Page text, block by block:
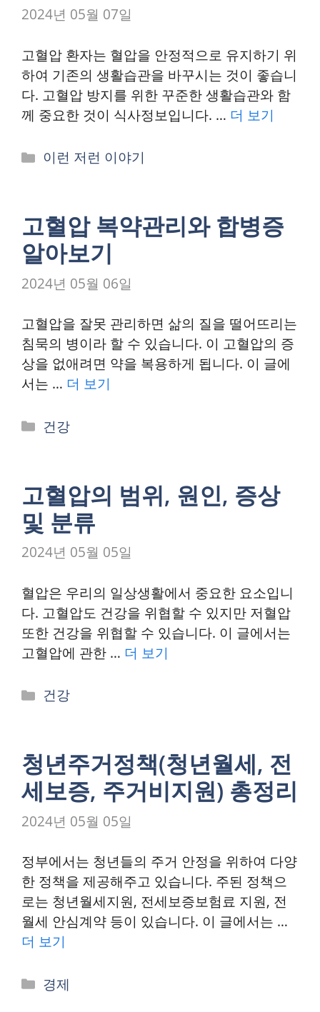
2024년 05월 07일
고혈압 환자는 혈압을 안정적으로 유지하기 위
하여 기존의 생활습관을 바꾸시는 것이 좋습니
다. 고혈압 방지를 위한 꾸준한 생활습관와 함
께 중요한 것이 식사정보입니다. … 더 보기
카
리
이런 저런 이야기
고혈압 복약관리와 합병증
알아보기
2024년 05월 06일
고혈압을 잘못 관리하면 삶의 질을 떨어뜨리는
침묵의 병이라 할 수 있습니다. 이 고혈압의 증
상을 없애려면 약을 복용하게 됩니다. 이 글에
서는 … 더 보기
카
리
건강
고혈압의 범위, 원인, 증상
및 분류
2024년 05월 05일
혈압은 우리의 일상생활에서 중요한 요소입니
다. 고혈압도 건강을 위협할 수 있지만 저혈압
또한 건강을 위협할 수 있습니다. 이 글에서는
고혈압에 관한 … 더 보기
카
리
건강
청년주거정책(청년월세, 전
세보증, 주거비지원) 총정리
2024년 05월 05일
정부에서는 청년들의 주거 안정을 위하여 다양
한 정책을 제공해주고 있습니다. 주된 정책으
로는 청년월세지원, 전세보증보험료 지원, 전
월세 안심계약 등이 있습니다. 이 글에서는 …
더 보기
카
경제